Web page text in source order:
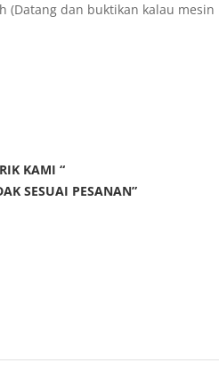
dan buktikan kalau mesin
KAMI “
SESUAI PESANAN”